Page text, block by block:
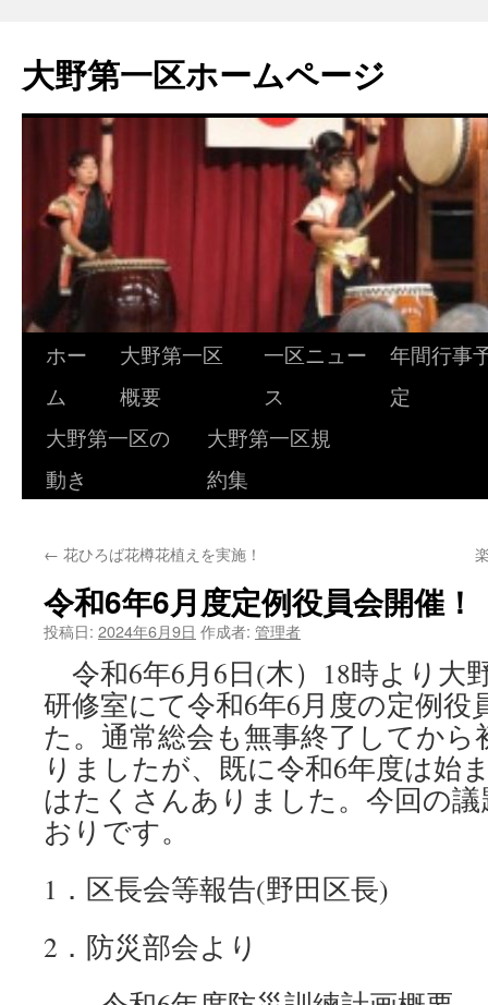
大野第一区ホームページ
ン
へ
ス
キ
ホー
ム
大野第一区
概要
一区ニュー
ス
年間行事
定
大野第一区の
動き
大野第一区規
約集
← 花ひろば花樽花植えを実施！
令和6年6月度定例役員会開催！
投稿日: 2024年6月9日 作成者: 管理者
令和6年6月6日(木）18時より大
研修室にて令和6年6月度の定例役
た。通常総会も無事終了してか
りましたが、既に令和6年度は始
はたくさんありました。今回の
おりです。
1．区長会等報告(野田区長)
2．防災部会より